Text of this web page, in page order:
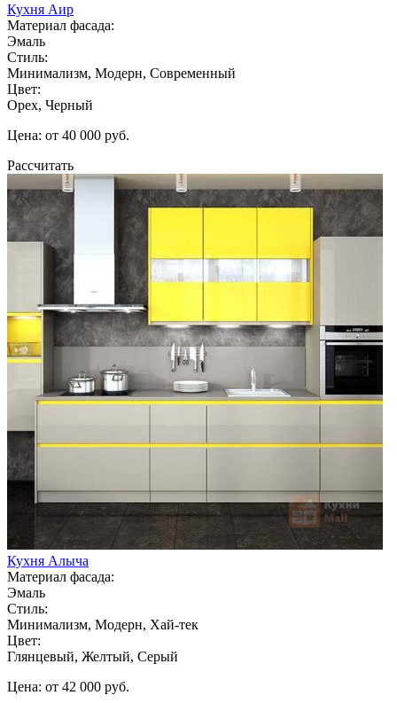
Кухня Аир
Материал фасада:
Эмаль
Стиль:
Минимализм, Модерн, Современный
Цвет:
Орех, Черный
Цена: от 40 000 руб.
Рассчитать
Кухня Алыча
Материал фасада:
Эмаль
Стиль:
Минимализм, Модерн, Хай-тек
Цвет:
Глянцевый, Желтый, Серый
Цена: от 42 000 руб.